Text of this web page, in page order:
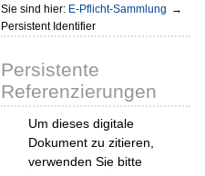
Sie sind hier: E-Pflicht-Sammlung →
Persistent Identifier
Persistente
Referenzierungen
Um dieses digitale
Dokument zu zitieren,
verwenden Sie bitte